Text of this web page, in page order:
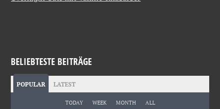
BELIEBTESTE BEITRÄGE
POPULAR LATEST
TODAY WEEK MONTH ALL